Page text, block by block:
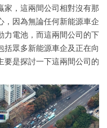
家，這兩間公司相對沒有那
，因為無論任何新能源車企
力電池，而這兩間公司的下
括眾多新能源車企及正在向
要是探討一下這兩間公司的